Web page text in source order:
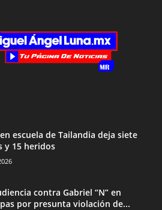
escuela de Tailandia deja siete
y 15 heridos
contra Gabriel “N” en
por presunta violación de...